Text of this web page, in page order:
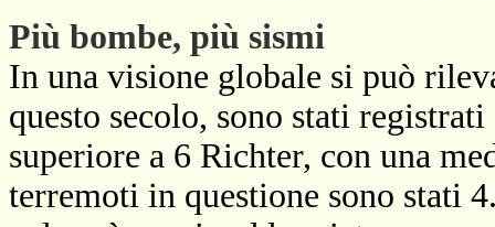
Più bombe, più sismi
In una visione globale si può
questo secolo, sono stati
superiore a 6 Richter, con una
terremoti in questione sono stati